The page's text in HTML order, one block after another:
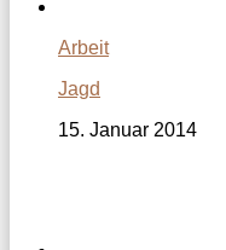
Arbeit
Jagd
15. Januar 2014